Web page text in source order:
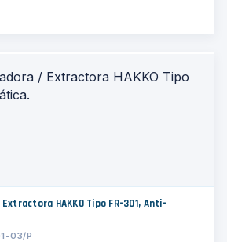
HAKKO Tipo FR-301, Anti-
03/P